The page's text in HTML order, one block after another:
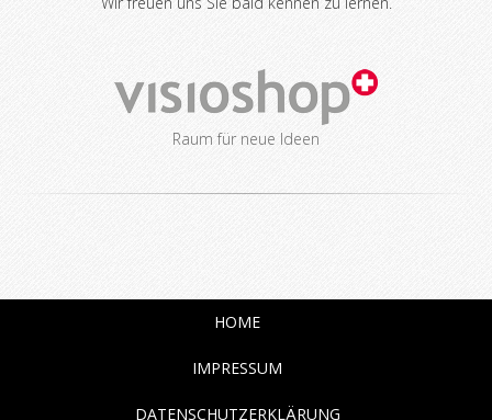
Raum für neue Ideen
HOME
IMPRESSUM
DATENSCHUTZERKLÄRUNG